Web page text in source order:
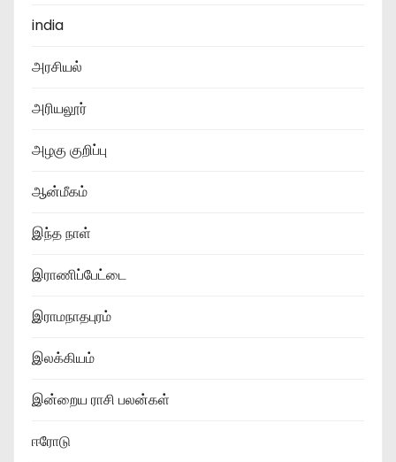
india
அரசியல்
அரியலூர்
அழகு குறிப்பு
ஆன்மீகம்
இந்த நாள்
இராணிப்பேட்டை
இராமநாதபுரம்
இலக்கியம்
இன்றைய ராசி பலன்கள்
ஈரோடு